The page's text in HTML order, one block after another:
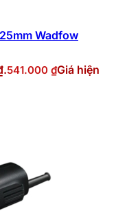
Wadfow
541.000 ₫Giá hiện